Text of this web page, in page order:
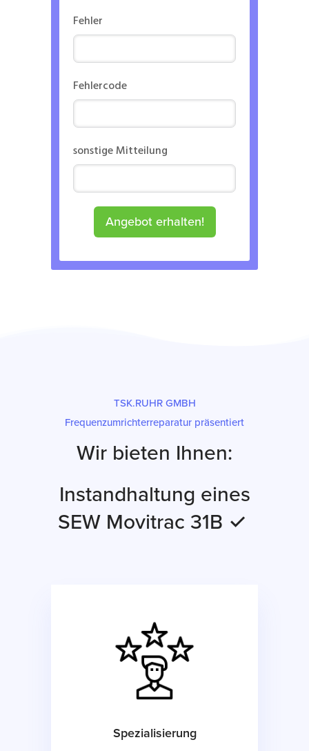
Fehler
Fehlercode
sonstige Mitteilung
Angebot erhalten!
TSK.RUHR GMBH
Frequenzumrichterreparatur präsentiert
Wir bieten Ihnen:
Instandhaltung eines
SEW Movitrac 31B ✓
Spezialisierung